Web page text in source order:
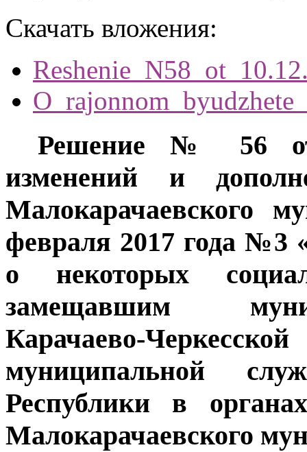
Скачать вложения:
Решение № 56 от
изменений и
Малокарачаевского
февраля 2017 года №3
о некоторых
замещавшим
Карачаево-
муниципальной
Республики в
Малокарачаевского